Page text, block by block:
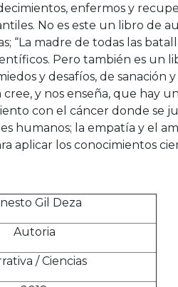
enfermos y
No es este un libro de
“La madre de todas las
Pero también es un
y desafíos, de sanación
cree, y nos enseña, que hay
con el cáncer donde se
humanos; la empatía y el
aplicar los conocimientos
Gil Deza
Autoria
/ Ciencias